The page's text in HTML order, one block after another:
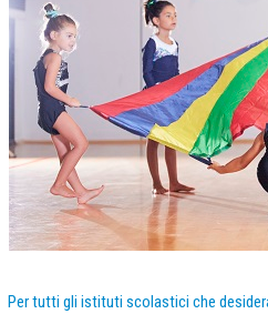
Per tutti gli istituti scolastici che